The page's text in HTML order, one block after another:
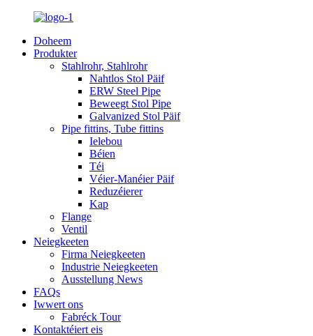
Doheem
Produkter
Stahlrohr, Stahlrohr
Nahtlos Stol Päif
ERW Steel Pipe
Beweegt Stol Pipe
Galvanized Stol Päif
Pipe fittins, Tube fittins
Ielebou
Béien
Téi
Véier-Manéier Päif
Reduzéierer
Kap
Flange
Ventil
Neiegkeeten
Firma Neiegkeeten
Industrie Neiegkeeten
Ausstellung News
FAQs
Iwwert ons
Fabréck Tour
Kontaktéiert eis